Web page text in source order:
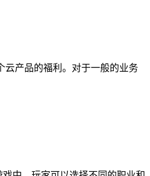
云产品的福利。对于一般的业务